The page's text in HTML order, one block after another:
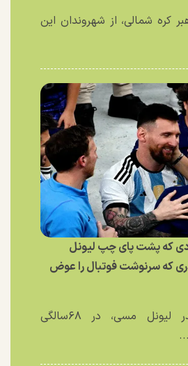
کره شمالی، از شهروندان این
که پشت پای چپ لیونل
که سرنوشت فوتبال را عوض
خورخه مسی، پدر لیونل مسی، در ۶۸سالگی